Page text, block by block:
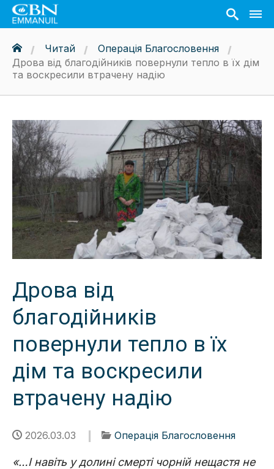
Читай
Операція Благословення
Дрова від благодійників повернули тепло в їх дім
та воскресили втрачену надію
Дрова від
благодійників
повернули тепло в їх
дім та воскресили
втрачену надію
2026.03.03 Операція Благословення
«…І навіть у долині смерті чорній нещастя не